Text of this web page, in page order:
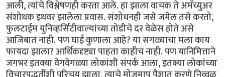
आली, त्यांचे विश्लेषणही करता आले. हा झाला वाचक ते अमॅच्युअर
संशोधक इथवर झालेला प्रवास. संशोधनही जसे जमेल तसे करतो,
फुलटाईम युनिव्हर्सिटीवाल्यांच्या तोडीचे दर वेळेस होते असे
आजिबात नाही. पण घाई कुणाला आहे? या सगळ्याचा मला काय
फायदा झाला? आर्थिकदृष्ट्या पाहता काहीच नाही. पण यानिमित्ताने
जगभर इतक्या वेगवेगळ्या लोकांशी संपर्क आला, इतक्या लोकांच्या